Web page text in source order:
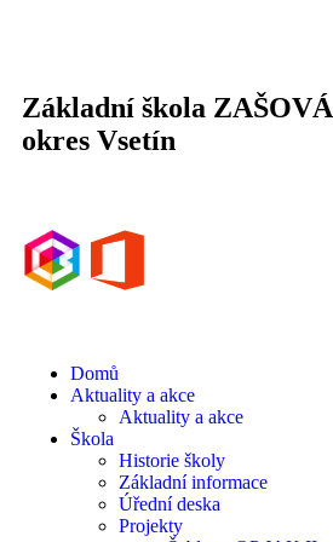
Základní škola ZAŠOVÁ
okres Vsetín
Domů
Aktuality a akce
Aktuality a akce
Škola
Historie školy
Základní informace
Úřední deska
Projekty